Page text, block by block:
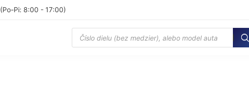
(Po-Pi: 8:00 - 17:00)
Products
search